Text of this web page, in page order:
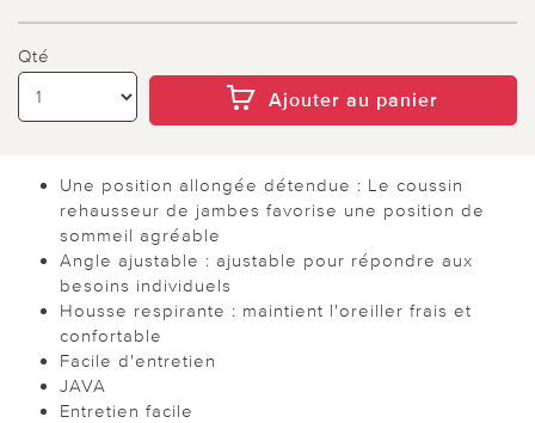
Qté
Ajouter au panier
Une position allongée détendue : Le coussin
rehausseur de jambes favorise une position de
sommeil agréable
Angle ajustable : ajustable pour répondre aux
besoins individuels
Housse respirante : maintient l'oreiller frais et
confortable
Facile d'entretien
JAVA
Entretien facile